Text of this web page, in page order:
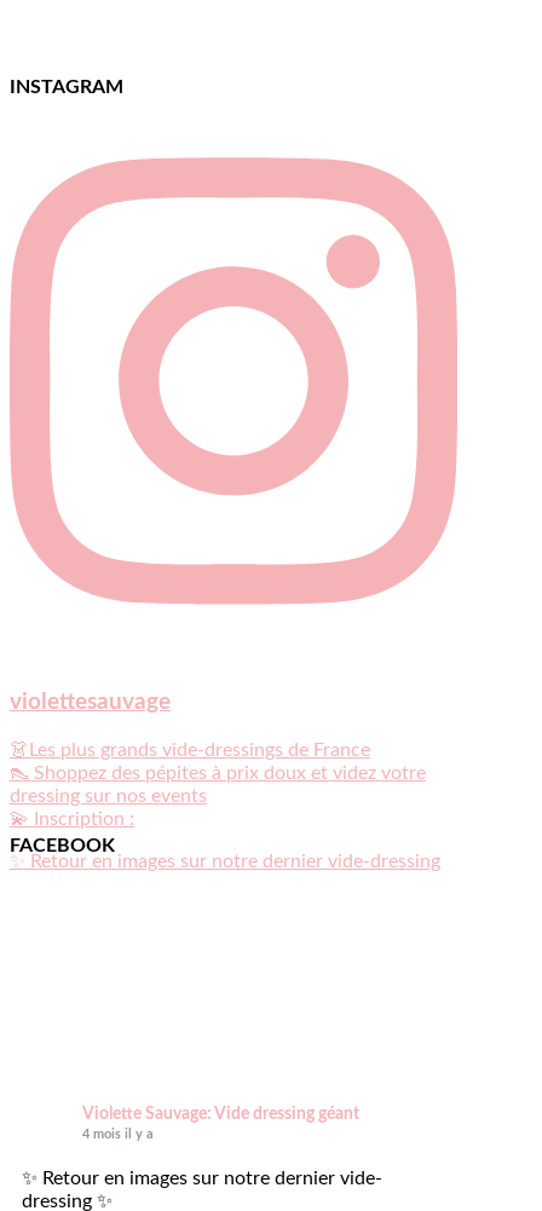
INSTAGRAM
violettesauvage
👗Les plus grands vide-dressings de France
👠 Shoppez des pépites à prix doux et videz votre
dressing sur nos events
💫 Inscription :
✨ Retour en images sur notre dernier vide-dressing
FACEBOOK
Violette Sauvage: Vide dressing géant
4 mois il y a
✨ Retour en images sur notre dernier vide-
dressing ✨